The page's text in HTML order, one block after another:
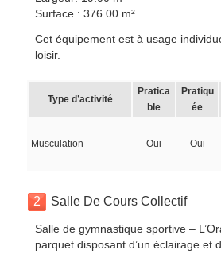
Surface : 376.00 m²
Cet équipement est à usage
loisir.
Type d’activité
Pratica
ble
Pratiqu
ée
Musculation Oui Oui
2 Salle De Cours Collectif
Salle de gymnastique sportive –
parquet disposant d’un éclairage et